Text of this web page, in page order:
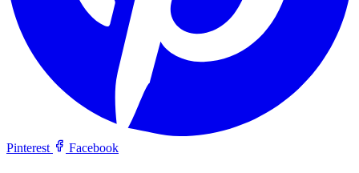
Pinterest Facebook